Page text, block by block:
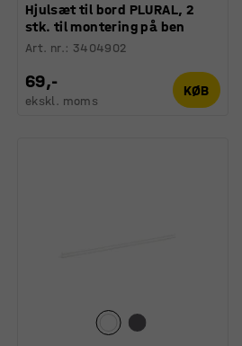
Hjulsæt til bord PLURAL, 2
stk. til montering på ben
Art. nr.: 3404902
69,-
ekskl. moms
KØB